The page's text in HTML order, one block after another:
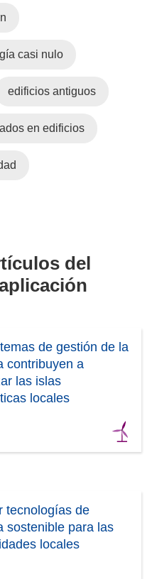
casi nulo
edificios antiguos
en edificios
del
de gestión de la
contribuyen a
las islas
locales
tecnologías de
sostenible para las
locales